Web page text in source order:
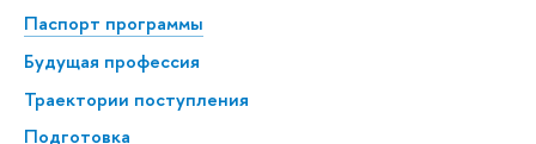
Паспорт программы
Будущая профессия
Траектории поступления
Подготовка